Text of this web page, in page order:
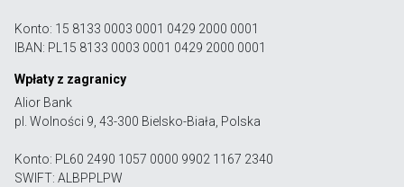
Konto: 15 8133 0003 0001 0429 2000 0001
IBAN: PL15 8133 0003 0001 0429 2000 0001
Wpłaty z zagranicy
Alior Bank
pl. Wolności 9, 43-300 Bielsko-Biała, Polska
Konto: PL60 2490 1057 0000 9902 1167 2340
SWIFT: ALBPPLPW